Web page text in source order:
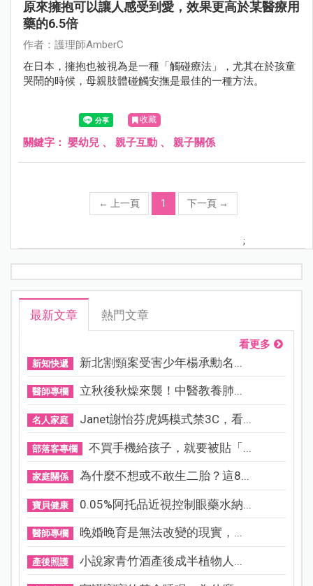
原來擁抱可以讓人感受到愛，效果更高於某醫療用
藥的6.5倍
作者：護理師AmberC
在日本，擁抱也被視為是一種「觸碰療法」，尤其在於孩童
哭鬧的時候，母親肢體碰觸安撫是最佳的一種方法。
收藏
關鍵字： 嬰幼兒 、 親子互動 、 親子關係
← 上一頁 1 下一頁 →
;
最新文章 熱門文章
看更多
新知快遞 新北割頸案受害少年楊承勳名...
醫師專欄 立秋後秋燥來襲！中醫教養肺...
名人家庭 Janet謝怡芬虎媽模式禁3C，看...
部落客專欄 不買手機給孩子，就要被貼「...
家庭關係 為什麼不想或不敢生二胎？這8...
寶貝健康 0.05%阿托品近視控制眼藥水納...
醫師專欄 晚婚晚育是無法改變的現實，...
產後照護 小說家青竹酒產後成半植物人...